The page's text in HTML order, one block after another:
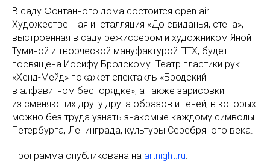
В саду Фонтанного дома состоится open air.
Художественная инсталляция «До свиданья, стена»,
выстроенная в саду режиссером и художником Яной
Туминой и творческой мануфактурой ПТХ, будет
посвящена Иосифу Бродскому. Театр пластики рук
«Хенд-Мейд» покажет спектакль «Бродский
в алфавитном беспорядке», а также зарисовки
из сменяющих другу друга образов и теней, в которых
можно без труда узнать знакомые каждому символы
Петербурга, Ленинграда, культуры Серебряного века.
Программа опубликована на artnight.ru.